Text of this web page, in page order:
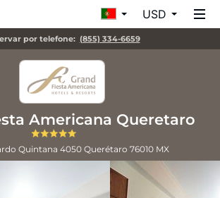
USD
por telefone: (855) 334-6659
Americana Queretaro
Quintana 4050 Querétaro 76010 MX